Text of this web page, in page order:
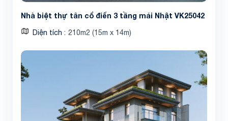
Nhà biệt thự tân cổ điển 3 tầng mái Nhật VK25042
Diện tích 210m2 (15m x 14m)